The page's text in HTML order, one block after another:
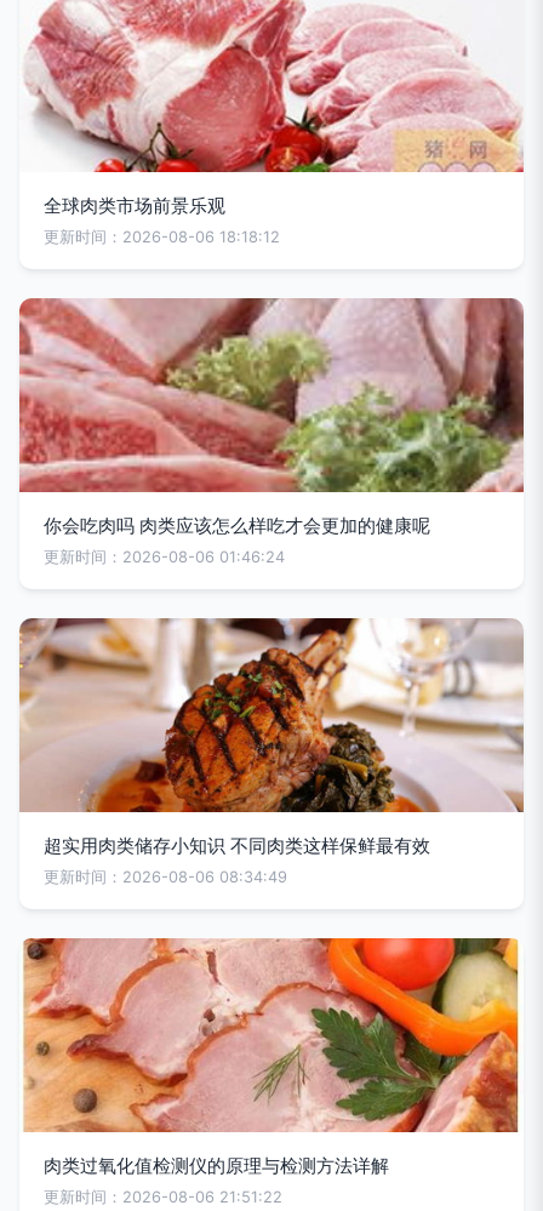
全球肉类市场前景乐观
更新时间：2026-08-06 18:18:12
你会吃肉吗 肉类应该怎么样吃才会更加的健康呢
更新时间：2026-08-06 01:46:24
超实用肉类储存小知识 不同肉类这样保鲜最有效
更新时间：2026-08-06 08:34:49
肉类过氧化值检测仪的原理与检测方法详解
更新时间：2026-08-06 21:51:22